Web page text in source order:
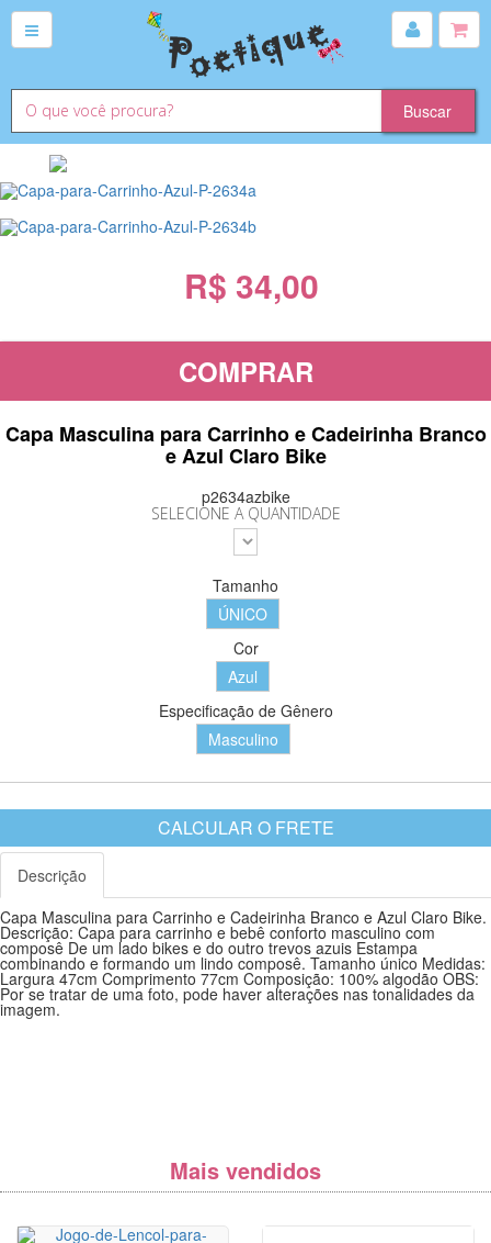
R$ 34,00
COMPRAR
Capa Masculina para Carrinho e Cadeirinha Branco
e Azul Claro Bike
p2634azbike
SELECIONE A QUANTIDADE
Tamanho
ÚNICO
Cor
Azul
Especificação de Gênero
Masculino
Descrição
Capa Masculina para Carrinho e Cadeirinha Branco e Azul Claro Bike.
Descrição: Capa para carrinho e bebê conforto masculino com
composê De um lado bikes e do outro trevos azuis Estampa
combinando e formando um lindo composê. Tamanho único Medidas:
Largura 47cm Comprimento 77cm Composição: 100% algodão OBS:
Por se tratar de uma foto, pode haver alterações nas tonalidades da
imagem.
Mais vendidos